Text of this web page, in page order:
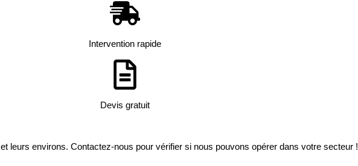
Intervention rapide
Devis gratuit
et leurs environs. Contactez-nous pour vérifier si nous pouvons opérer dans votre secteur !